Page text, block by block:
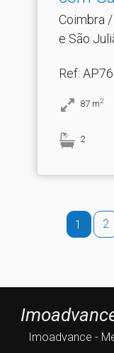
Coimbra
e São
Ref:
87 m2
2
1 2
Imoadvance -